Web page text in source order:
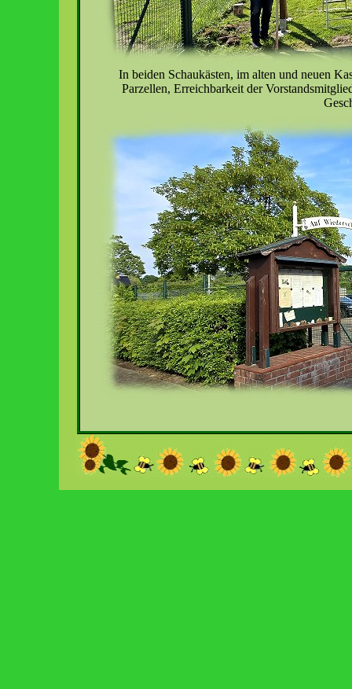
In beiden Schaukästen, im alten und neuen
Parzellen, Erreichbarkeit der